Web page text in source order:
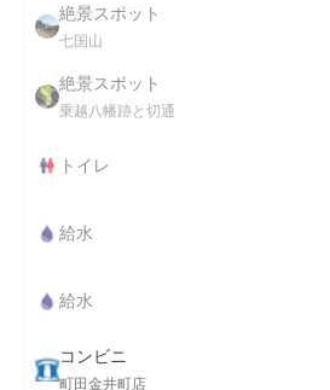
絶景スポット
七国山
絶景スポット
乗越八幡跡と切通
トイレ
給水
給水
コンビニ
町田金井町店